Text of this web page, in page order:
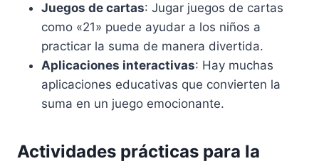
Juegos de cartas: Jugar juegos de cartas
como «21» puede ayudar a los niños a
practicar la suma de manera divertida.
Aplicaciones interactivas: Hay muchas
aplicaciones educativas que convierten la
suma en un juego emocionante.
Actividades prácticas para la